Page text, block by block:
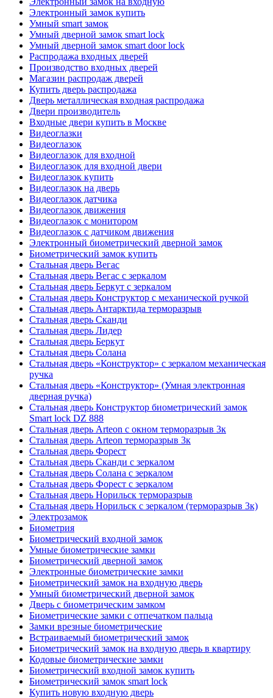
Электронный замок купить
Умный smart замок
Умный дверной замок smart lock
Умный дверной замок smart door lock
Распродажа входных дверей
Производство входных дверей
Магазин распродаж дверей
Купить дверь распродажа
Дверь металлическая входная распродажа
Двери производитель
Входные двери купить в Москве
Видеоглазки
Видеоглазок
Видеоглазок для входной
Видеоглазок для входной двери
Видеоглазок купить
Видеоглазок на дверь
Видеоглазок датчика
Видеоглазок движения
Видеоглазок с монитором
Видеоглазок с датчиком движения
Электронный биометрический дверной замок
Биометрический замок купить
Стальная дверь Вегас
Стальная дверь Вегас с зеркалом
Стальная дверь Беркут с зеркалом
Стальная дверь Конструктор с механической ручкой
Стальная дверь Антарктида терморазрыв
Стальная дверь Сканди
Стальная дверь Лидер
Стальная дверь Беркут
Стальная дверь Солана
Стальная дверь «Конструктор» с зеркалом механическая
ручка
Стальная дверь «Конструктор» (Умная электронная
дверная ручка)
Стальная дверь Конструктор биометрический замок
Smart lock DZ 888
Стальная дверь Arteon с окном терморазрыв 3к
Стальная дверь Arteon терморазрыв 3к
Стальная дверь Форест
Стальная дверь Сканди с зеркалом
Стальная дверь Солана с зеркалом
Стальная дверь Форест с зеркалом
Стальная дверь Норильск терморазрыв
Стальная дверь Норильск с зеркалом (терморазрыв 3к)
Электрозамок
Биометрия
Биометрический входной замок
Умные биометрические замки
Биометрический дверной замок
Электронные биометрические замки
Биометрический замок на входную дверь
Умный биометрический дверной замок
Дверь с биометрическим замком
Биометрические замки с отпечатком пальца
Замки врезные биометрические
Встраиваемый биометрический замок
Биометрический замок на входную дверь в квартиру
Кодовые биометрические замки
Биометрический входной замок купить
Биометрический замок smart lock
Купить новую входную дверь